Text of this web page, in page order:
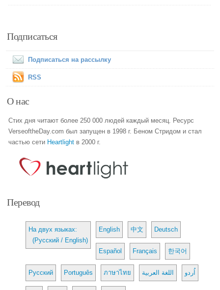
Подписаться
Подписаться на рассылку
RSS
О нас
Стих дня читают более 250 000 людей каждый месяц. Ресурс
VerseoftheDay.com был запущен в 1998 г. Беном Стридом и стал
частью сети Heartlight в 2000 г.
Перевод
На двух языках:
(Русский / English)
English 中文 Deutsch
Español Français 한국어
Русский Português ภาษาไทย اللغة العربية اُردو